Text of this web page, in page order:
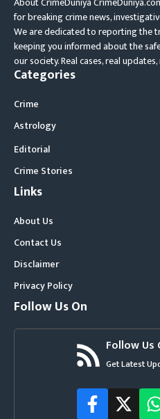
for breaking crime news,
We are dedicated to reporting the
keeping you informed about the
our society. Real cases, real
Categories
Crime
Astrology
Editorial
Crime Stories
Links
About Us
Contact Us
Disclaimer
Privacy Policy
Follow Us On
Follow Us
Get Latest